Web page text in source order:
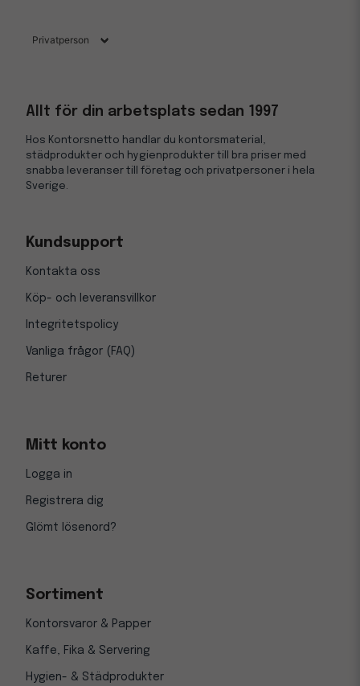
Allt för din arbetsplats sedan 1997
Hos Kontorsnetto handlar du kontorsmaterial,
städprodukter och hygienprodukter till bra priser med
snabba leveranser till företag och privatpersoner i hela
Sverige.
Kundsupport
Kontakta oss
Köp- och leveransvillkor
Integritetspolicy
Vanliga frågor (FAQ)
Returer
Mitt konto
Logga in
Registrera dig
Glömt lösenord?
Sortiment
Kontorsvaror & Papper
Kaffe, Fika & Servering
Hygien- & Städprodukter